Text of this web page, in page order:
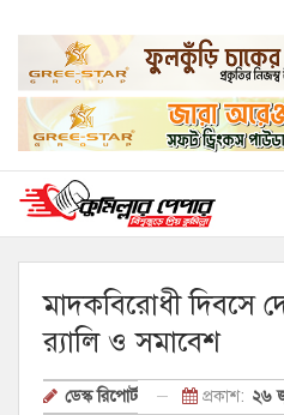
মাদকবিরোধী দিবসে
র‍্যালি ও সমাবেশ
ডেস্ক রিপোর্ট প্রকাশ: ২৬